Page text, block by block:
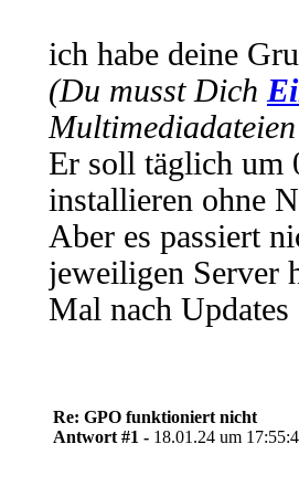
ich habe deine
(Du musst Dich
Er soll täglich um
installieren ohne
Aber es passiert
jeweiligen Server
Mal nach Updates
Re: GPO funktioniert nicht
Antwort #1 - 18.01.24 um